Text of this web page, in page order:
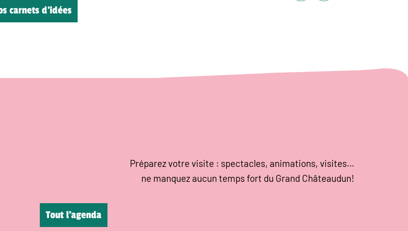
carnets d’idées
Préparez votre visite : spectacles, animations, visites…
ne manquez aucun temps fort du Grand Châteaudun!
Tout l’agenda